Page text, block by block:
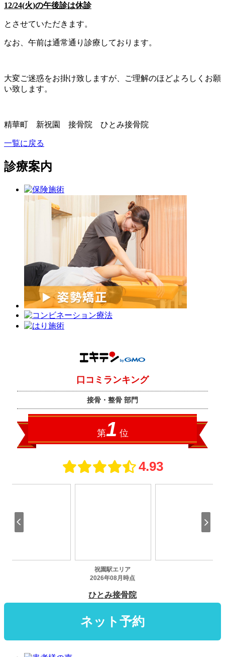
12/24(火)の午後診は休診
とさせていただきます。
なお、午前は通常通り診療しております。
大変ご迷惑をお掛け致しますが、ご理解のほどよろしくお願
い致します。
精華町 新祝園 接骨院 ひとみ接骨院
一覧に戻る
診療案内